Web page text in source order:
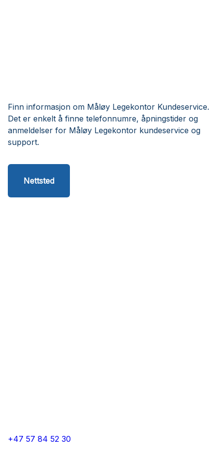
Finn informasjon om Måløy Legekontor Kundeservice.
Det er enkelt å finne telefonnumre, åpningstider og
anmeldelser for Måløy Legekontor kundeservice og
support.
Nettsted
+47 57 84 52 30